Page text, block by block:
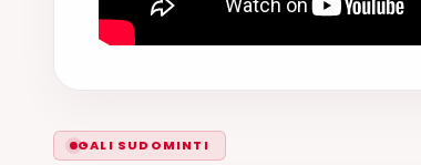
GALI SUDOMINTI